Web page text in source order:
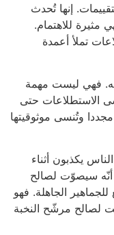
إنها تُحدث
مثيرة للاهتمام.
تملأ أعمدة
فهي ليست مهمة
الاستطلاعات حتى
وتُنسى موثوقيتها
يكذبون أثناء
أنّه سيصوّت لصالح
الجاهلة. فهو
لصالح مرشّح النخبة